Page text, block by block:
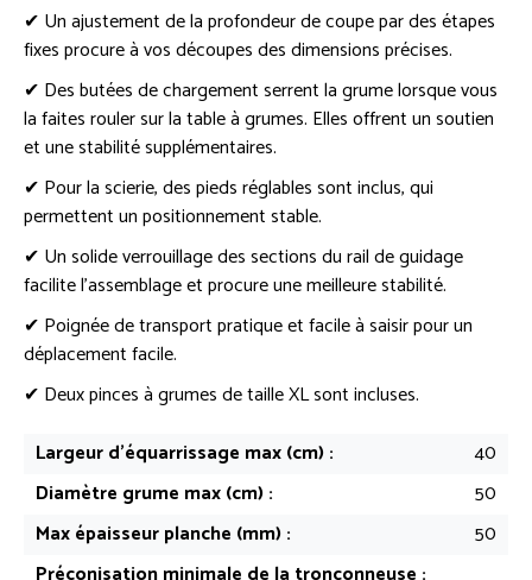
✔ Un ajustement de la profondeur de coupe par des étapes
fixes procure à vos découpes des dimensions précises.
✔ Des butées de chargement serrent la grume lorsque vous
la faites rouler sur la table à grumes. Elles offrent un soutien
et une stabilité supplémentaires.
✔ Pour la scierie, des pieds réglables sont inclus, qui
permettent un positionnement stable.
✔ Un solide verrouillage des sections du rail de guidage
facilite l’assemblage et procure une meilleure stabilité.
✔ Poignée de transport pratique et facile à saisir pour un
déplacement facile.
✔ Deux pinces à grumes de taille XL sont incluses.
Largeur d'équarrissage max (cm) :
40
Diamètre grume max (cm) :
50
Max épaisseur planche (mm) :
50